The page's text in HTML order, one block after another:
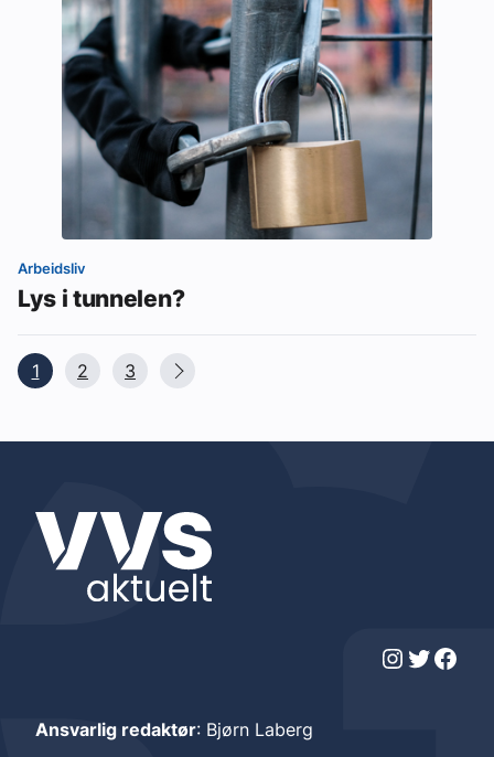
Arbeidsliv
Lys i tunnelen?
1 2 3
Instagram Twitter Facebook
Ansvarlig redaktør: Bjørn Laberg